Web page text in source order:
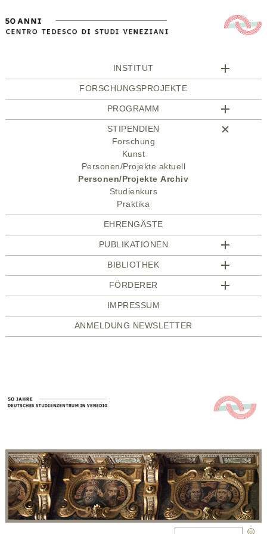
INSTITUT
FORSCHUNGSPROJEKTE
PROGRAMM
STIPENDIEN
Forschung
Kunst
Personen/Projekte aktuell
Personen/Projekte Archiv
Studienkurs
Praktika
EHRENGÄSTE
PUBLIKATIONEN
BIBLIOTHEK
FÖRDERER
IMPRESSUM
ANMELDUNG NEWSLETTER